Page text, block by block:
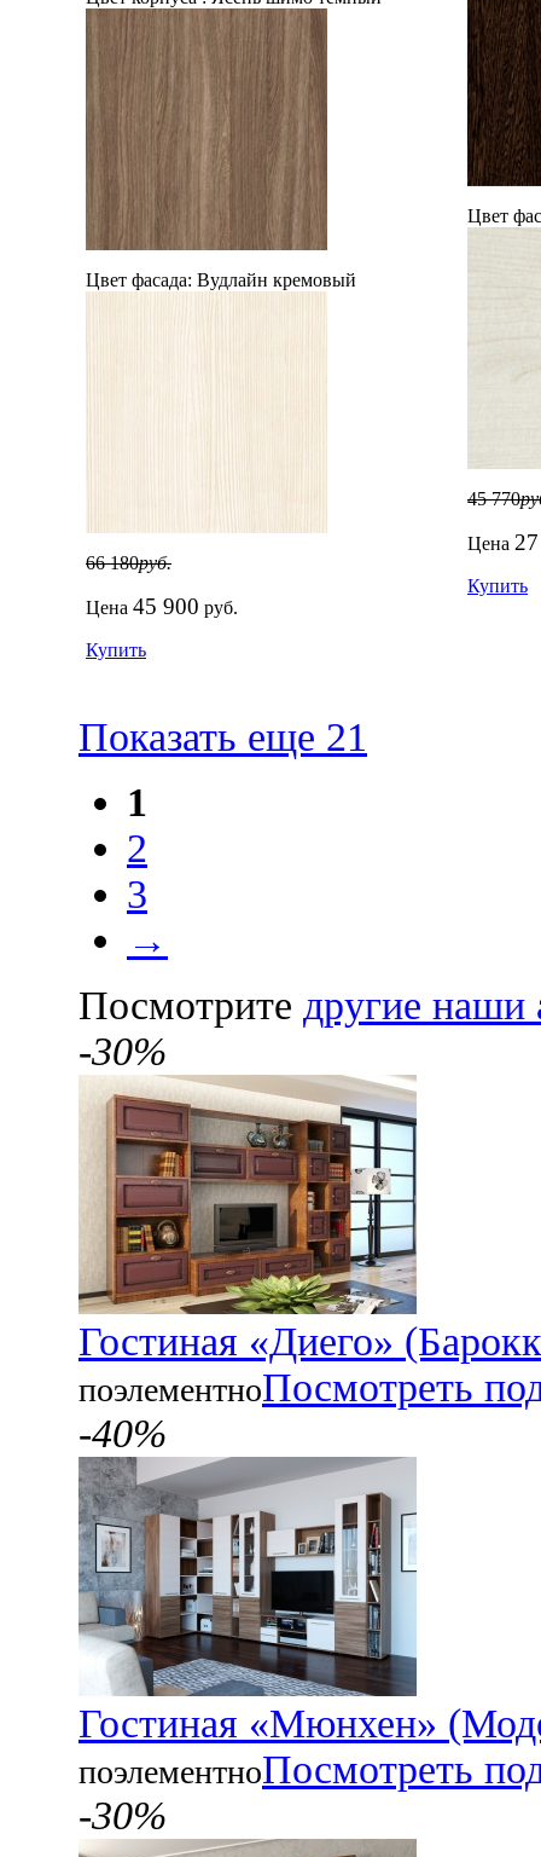
Цвет фасада: Вудлайн кремовый
66 180руб.
Цена 45 900 руб.
Купить
Цвет
45 770
Цена
Купить
Показать еще 21
1
2
3
→
Посмотрите другие наши
-30%
Гостиная «Диего»
поэлементноПосмотреть
-40%
Гостиная «Мюнхен»
поэлементноПосмотреть
-30%